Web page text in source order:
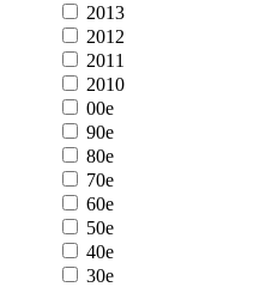
2013
2012
2011
2010
00e
90e
80e
70e
60e
50e
40e
30e